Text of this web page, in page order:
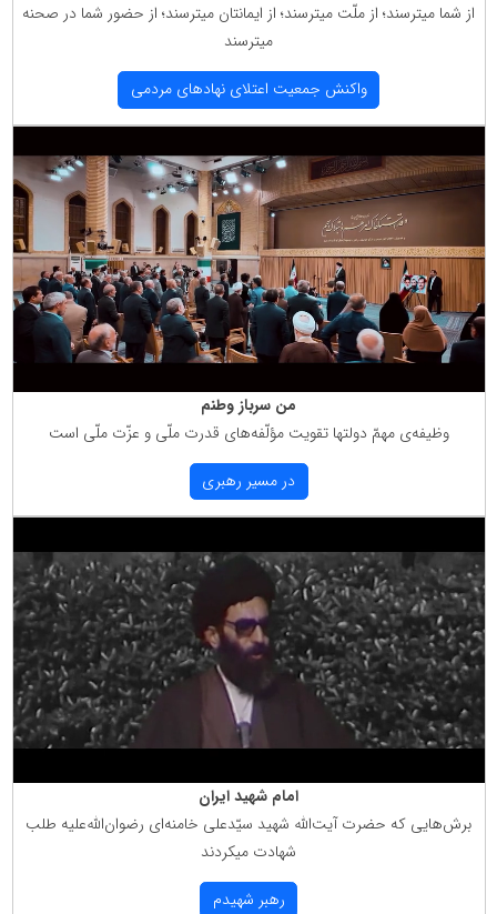
از شما میترسند؛ از ملّت میترسند؛ از ایمانتان میترسند؛ از حضور شما در صحنه
میترسند
واكنش جمعیت اعتلای نهادهای مردمی
من سرباز وطنم
وظیفه‌ی مهمّ دولتها تقویت مؤلّفه‌های قدرت ملّی و عزّت ملّی است
در مسیر رهبری
امام شهید ایران
برش‌هایی كه حضرت آیت‌الله شهید سیّدعلی خامنه‌ای رضوان‌الله‌علیه طلب
شهادت میكردند
رهبر شهیدم